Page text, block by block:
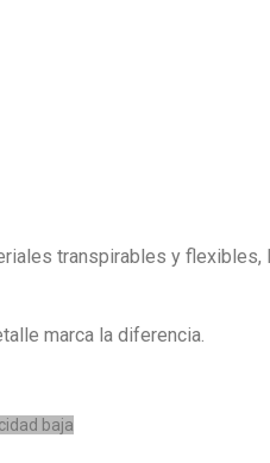
transpirables y flexibles,
marca la diferencia.
baja